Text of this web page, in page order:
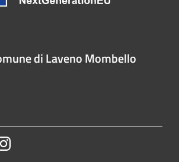
di Laveno Mombello
Instagram